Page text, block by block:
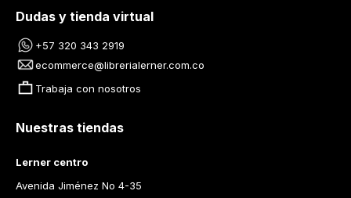
Dudas y tienda virtual
+57 320 343 2919
ecommerce@librerialerner.com.co
Trabaja con nosotros
Nuestras tiendas
Lerner centro
Avenida Jiménez No 4-35